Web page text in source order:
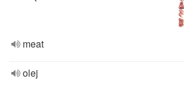
meat
olej